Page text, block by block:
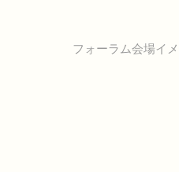
フォーラム会場イ